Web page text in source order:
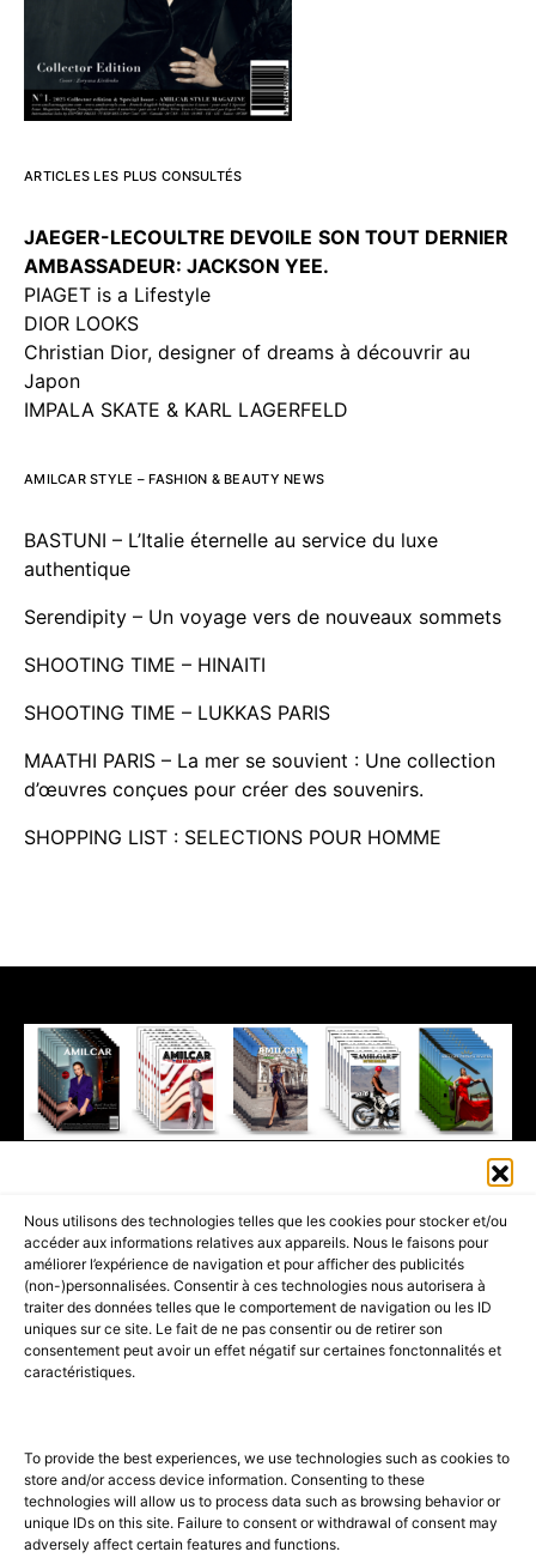
Nous utilisons des technologies telles que les cookies pour stocker et/ou
accéder aux informations relatives aux appareils. Nous le faisons pour
améliorer l’expérience de navigation et pour afficher des publicités
(non-)personnalisées. Consentir à ces technologies nous autorisera à
traiter des données telles que le comportement de navigation ou les ID
uniques sur ce site. Le fait de ne pas consentir ou de retirer son
consentement peut avoir un effet négatif sur certaines fonctonnalités et
caractéristiques.
To provide the best experiences, we use technologies such as cookies to
store and/or access device information. Consenting to these
technologies will allow us to process data such as browsing behavior or
unique IDs on this site. Failure to consent or withdrawal of consent may
adversely affect certain features and functions.
ARTICLES LES PLUS CONSULTÉS
JAEGER-LECOULTRE DEVOILE SON TOUT DERNIER
AMBASSADEUR: JACKSON YEE.
PIAGET is a Lifestyle
DIOR LOOKS
Christian Dior, designer of dreams à découvrir au
Japon
IMPALA SKATE & KARL LAGERFELD
AMILCAR STYLE – FASHION & BEAUTY NEWS
BASTUNI – L’Italie éternelle au service du luxe
authentique
Serendipity – Un voyage vers de nouveaux sommets
SHOOTING TIME – HINAITI
SHOOTING TIME – LUKKAS PARIS
MAATHI PARIS – La mer se souvient : Une collection
d’œuvres conçues pour créer des souvenirs.
SHOPPING LIST : SELECTIONS POUR HOMME
PART OF THEAMILCAR MAGAZINE GROUP.EDITOR - ADVERTISING
AGENCE MEDIANE.
ACCUEIL BEST OF LUXE
35 MAGAZINES
SHOPPING & CONCIERGERIE
Voyages Contact